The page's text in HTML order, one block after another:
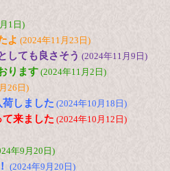
1日)
よ (2024年11月23日)
しても良さそう (2024年11月9日)
ります (2024年11月2日)
26日)
しました (2024年10月18日)
来ました (2024年10月12日)
年9月20日)
(2024年9月20日)